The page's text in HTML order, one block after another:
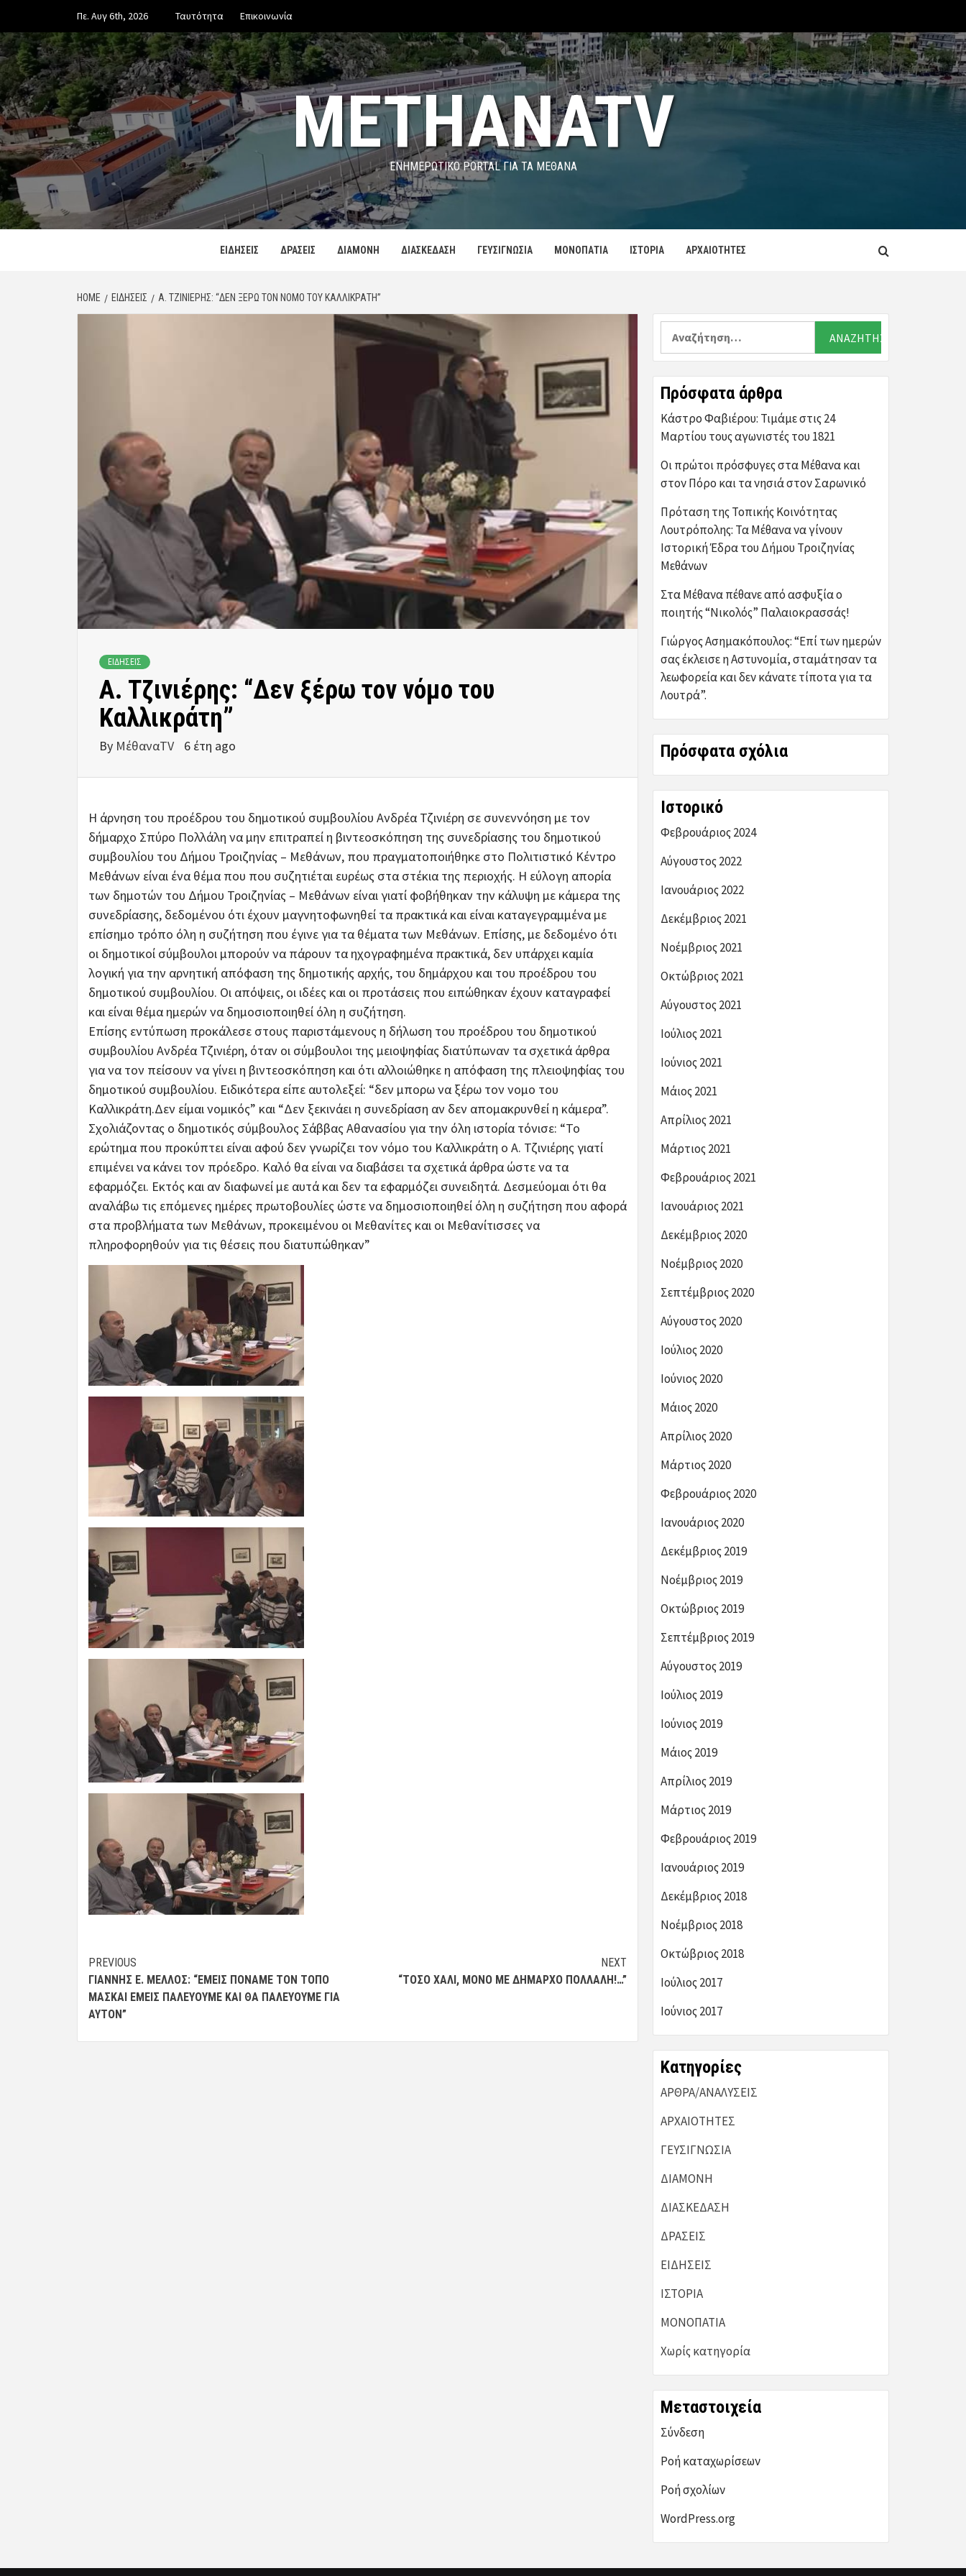
content
Πε. Αυγ 6th, 2026 Ταυτότητα Επικοινωνία
METHANATV
ΕΝΗΜΕΡΩΤΙΚΌ PORTAL ΓΙΑ ΤΑ ΜΕΘΑΝΑ
ΕΙΔΗΣΕΙΣ ΔΡΑΣΕΙΣ ΔΙΑΜΟΝΗ ΔΙΑΣΚΕΔΑΣΗ ΓΕΥΣΙΓΝΩΣΙΑ ΜΟΝΟΠΑΤΙΑ ΙΣΤΟΡΙΑ ΑΡΧΑΙΟΤΗΤΕΣ
HOME ΕΙΔΗΣΕΙΣ Α. ΤΖΙΝΙΈΡΗΣ: “ΔΕΝ ΞΈΡΩ ΤΟΝ ΝΌΜΟ ΤΟΥ ΚΑΛΛΙΚΡΆΤΗ”
ΕΙΔΗΣΕΙΣ
Α. Τζινιέρης: “Δεν ξέρω τον νόμο του
Καλλικράτη”
By ΜέθαναTV 6 έτη ago
Η άρνηση του προέδρου του δημοτικού συμβουλίου Ανδρέα Τζινιέρη σε συνεννόηση με τον
δήμαρχο Σπύρο Πολλάλη να μην επιτραπεί η βιντεοσκόπηση της συνεδρίασης του δημοτικού
συμβουλίου του Δήμου Τροιζηνίας – Μεθάνων, που πραγματοποιήθηκε στο Πολιτιστικό Κέντρο
Μεθάνων είναι ένα θέμα που που συζητιέται ευρέως στα στέκια της περιοχής. Η εύλογη απορία
των δημοτών του Δήμου Τροιζηνίας – Μεθάνων είναι γιατί φοβήθηκαν την κάλυψη με κάμερα της
συνεδρίασης, δεδομένου ότι έχουν μαγνητοφωνηθεί τα πρακτικά και είναι καταγεγραμμένα με
επίσημο τρόπο όλη η συζήτηση που έγινε για τα θέματα των Μεθάνων. Επίσης, με δεδομένο ότι
οι δημοτικοί σύμβουλοι μπορούν να πάρουν τα ηχογραφημένα πρακτικά, δεν υπάρχει καμία
λογική για την αρνητική απόφαση της δημοτικής αρχής, του δημάρχου και του προέδρου του
δημοτικού συμβουλίου. Οι απόψεις, οι ιδέες και οι προτάσεις που ειπώθηκαν έχουν καταγραφεί
και είναι θέμα ημερών να δημοσιοποιηθεί όλη η συζήτηση.
Επίσης εντύπωση προκάλεσε στους παριστάμενους η δήλωση του προέδρου του δημοτικού
συμβουλίου Ανδρέα Τζινιέρη, όταν οι σύμβουλοι της μειοψηφίας διατύπωναν τα σχετικά άρθρα
για να τον πείσουν να γίνει η βιντεοσκόπηση και ότι αλλοιώθηκε η απόφαση της πλειοψηφίας του
δημοτικού συμβουλίου. Ειδικότερα είπε αυτολεξεί: “δεν μπορω να ξέρω τον νομο του
Καλλικράτη.Δεν είμαι νομικός” και “Δεν ξεκινάει η συνεδρίαση αν δεν απομακρυνθεί η κάμερα”.
Σχολιάζοντας ο δημοτικός σύμβουλος Σάββας Αθανασίου για την όλη ιστορία τόνισε: “Το
ερώτημα που προκύπτει είναι αφού δεν γνωρίζει τον νόμο του Καλλικράτη ο Α. Τζινιέρης γιατί
επιμένει να κάνει τον πρόεδρο. Καλό θα είναι να διαβάσει τα σχετικά άρθρα ώστε να τα
εφαρμόζει. Εκτός και αν διαφωνεί με αυτά και δεν τα εφαρμόζει συνειδητά. Δεσμεύομαι ότι θα
αναλάβω τις επόμενες ημέρες πρωτοβουλίες ώστε να δημοσιοποιηθεί όλη η συζήτηση που αφορά
στα προβλήματα των Μεθάνων, προκειμένου οι Μεθανίτες και οι Μεθανίτισσες να
πληροφορηθούν για τις θέσεις που διατυπώθηκαν”
Post
navigation
PREVIOUS
ΓΙΆΝΝΗΣ Ε. ΜΈΛΛΟΣ: “ΕΜΕΙΣ ΠΟΝΆΜΕ ΤΟΝ ΤΌΠΟ
ΜΑΣΚΑΙ ΕΜΕΙΣ ΠΑΛΕΎΟΥΜΕ ΚΑΙ ΘΑ ΠΑΛΕΎΟΥΜΕ ΓΙΑ
ΑΥΤΌΝ”
NEXT
“ΤΌΣΟ ΧΆΛΙ, ΜΌΝΟ ΜΕ ΔΉΜΑΡΧΟ ΠΟΛΛΆΛΗ!…”
Αναζήτηση
Πρόσφατα άρθρα
Κάστρο Φαβιέρου: Τιμάμε στις 24
Μαρτίου τους αγωνιστές του 1821
Οι πρώτοι πρόσφυγες στα Μέθανα και
στον Πόρο και τα νησιά στον Σαρωνικό
Πρόταση της Τοπικής Κοινότητας
Λουτρόπολης: Τα Μέθανα να γίνουν
Ιστορική Έδρα του Δήμου Τροιζηνίας
Μεθάνων
Στα Μέθανα πέθανε από ασφυξία ο
ποιητής “Νικολός” Παλαιοκρασσάς!
Γιώργος Ασημακόπουλος: “Επί των ημερών
σας έκλεισε η Αστυνομία, σταμάτησαν τα
λεωφορεία και δεν κάνατε τίποτα για τα
Λουτρά”.
Πρόσφατα σχόλια
Ιστορικό
Φεβρουάριος 2024
Αύγουστος 2022
Ιανουάριος 2022
Δεκέμβριος 2021
Νοέμβριος 2021
Οκτώβριος 2021
Αύγουστος 2021
Ιούλιος 2021
Ιούνιος 2021
Μάιος 2021
Απρίλιος 2021
Μάρτιος 2021
Φεβρουάριος 2021
Ιανουάριος 2021
Δεκέμβριος 2020
Νοέμβριος 2020
Σεπτέμβριος 2020
Αύγουστος 2020
Ιούλιος 2020
Ιούνιος 2020
Μάιος 2020
Απρίλιος 2020
Μάρτιος 2020
Φεβρουάριος 2020
Ιανουάριος 2020
Δεκέμβριος 2019
Νοέμβριος 2019
Οκτώβριος 2019
Σεπτέμβριος 2019
Αύγουστος 2019
Ιούλιος 2019
Ιούνιος 2019
Μάιος 2019
Απρίλιος 2019
Μάρτιος 2019
Φεβρουάριος 2019
Ιανουάριος 2019
Δεκέμβριος 2018
Νοέμβριος 2018
Οκτώβριος 2018
Ιούλιος 2017
Ιούνιος 2017
Kατηγορίες
ΑΡΘΡΑ/ΑΝΑΛΥΣΕΙΣ
ΑΡΧΑΙΟΤΗΤΕΣ
ΓΕΥΣΙΓΝΩΣΙΑ
ΔΙΑΜΟΝΗ
ΔΙΑΣΚΕΔΑΣΗ
ΔΡΑΣΕΙΣ
ΕΙΔΗΣΕΙΣ
ΙΣΤΟΡΙΑ
ΜΟΝΟΠΑΤΙΑ
Χωρίς κατηγορία
Μεταστοιχεία
Σύνδεση
Ροή καταχωρίσεων
Ροή σχολίων
WordPress.org